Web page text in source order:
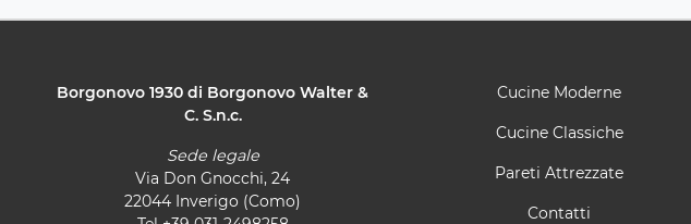
Borgonovo 1930 di Borgonovo Walter &
C. S.n.c.
Sede legale
Via Don Gnocchi, 24
22044 Inverigo (Como)
Cucine Moderne
Cucine Classiche
Pareti Attrezzate
Contatti